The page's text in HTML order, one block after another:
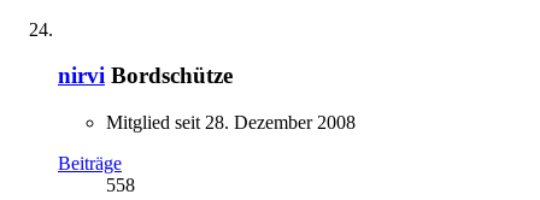
nirvi Bordschütze
Mitglied seit 28. Dezember 2008
Beiträge
558